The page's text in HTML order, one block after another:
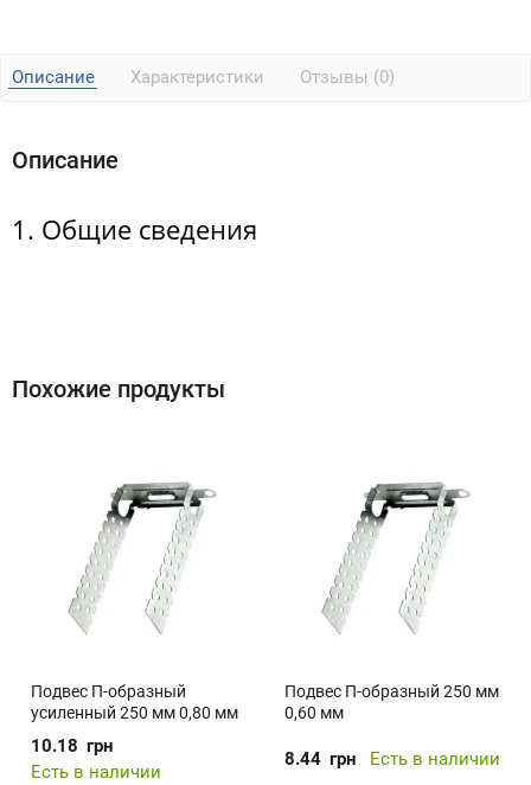
Описание Характеристики Отзывы (0)
Описание
1. Общие сведения
Похожие продукты
Подвес П-образный
усиленный 250 мм 0,80 мм
10.18 грн
Есть в наличии
Подвес П-образный 250 мм
0,60 мм
8.44 грн Есть в наличии